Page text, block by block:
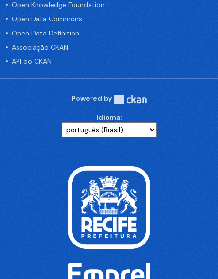
Open Knowledge Foundation
Open Data Commons
Open Data Definition
Associação CKAN
API do CKAN
Powered by
Idioma